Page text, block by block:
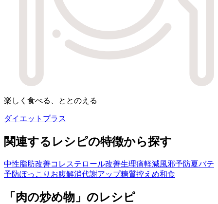
楽しく食べる、ととのえる
ダイエットプラス
関連するレシピの特徴から探す
中性脂肪改善コレステロール改善生理痛軽減風邪予防夏バテ
予防ぽっこりお腹解消代謝アップ糖質控えめ和食
「肉の炒め物」のレシピ